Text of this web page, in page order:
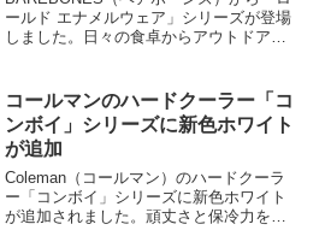
ールド エナメルウェア」シリーズが登場
しました。日々の食卓からアウトドアシ
練されたデザインは、食卓を豊かに彩り
ます。詳細をレビューします。
コールマンのハードクーラー「コ
ンボイ」シリーズに新色ホワイト
が追加
Coleman（コールマン）のハードクーラ
ー「コンボイ」シリーズに新色ホワイト
が追加されました。頑丈さと保冷力を兼